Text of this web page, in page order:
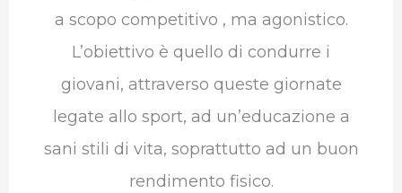
a scopo competitivo , ma agonistico.
L’obiettivo è quello di condurre i
giovani, attraverso queste giornate
legate allo sport, ad un’educazione a
sani stili di vita, soprattutto ad un buon
rendimento fisico.